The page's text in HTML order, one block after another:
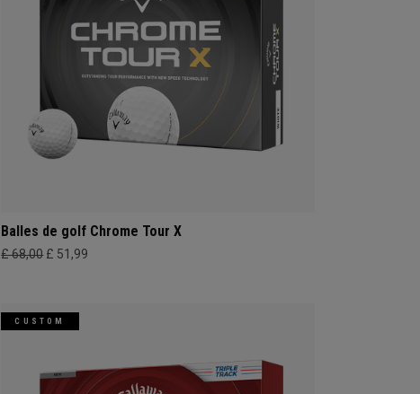
Balles de golf Chrome Tour X
£ 68,00 £ 51,99
CUSTOM